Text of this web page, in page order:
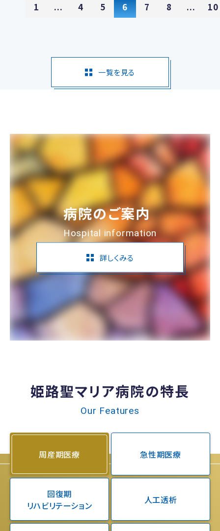
1 ... 4 5 6 7 8 ... 10
一覧を見る
病院のご案内
Hospital information
詳しくみる
姫路聖マリア病院の特長
Our Features
周産期医療 急性期医療
回復期
リハビリテーション
人工透析